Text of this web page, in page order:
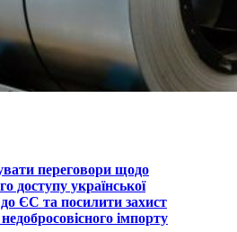
переговори щодо
доступу української
до ЄС та посилити захист
імпорту